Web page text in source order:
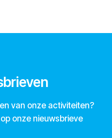
van onze activiteiten?
onze nieuwsbrieve